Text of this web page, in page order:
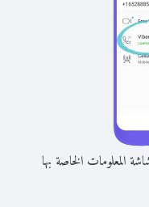
المعلومات الخاصة بها